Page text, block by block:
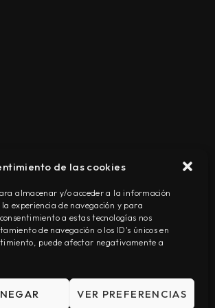
de las cookies
almacenar y/o acceder a la información
experiencia de navegación y para
a estas tecnologías nos
de navegación o los ID's únicos en
puede afectar negativamente a
VER PREFERENCIAS